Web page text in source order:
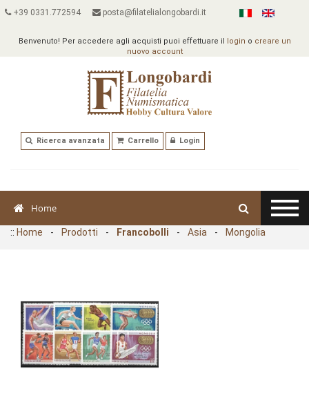
+39 0331.772594 posta@filatelialongobardi.it
Benvenuto! Per accedere agli acquisti puoi effettuare il login o creare un
nuovo account
Ricerca avanzata Carrello Login
Home
:: Home - Prodotti - Francobolli - Asia - Mongolia